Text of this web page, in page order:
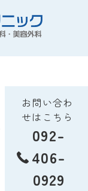
お問い合わ
せはこちら
092-
406-
0929